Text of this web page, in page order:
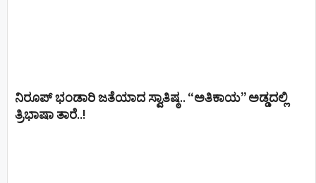
ನಿರೂಪ್ ಭಂಡಾರಿ ಜತೆಯಾದ ಸ್ವಾತಿಷ್ಠ.. “ಅತಿಕಾಯ” ಅಡ್ಡದಲ್ಲಿ
ತ್ರಿಭಾಷಾ ತಾರೆ..!